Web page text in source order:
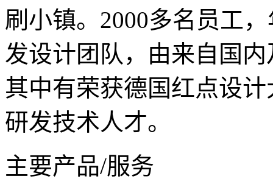
刷小镇。2000多名员工
发设计团队，由来自国
其中有荣获德国红点设
研发技术人才。
主要产品/服务